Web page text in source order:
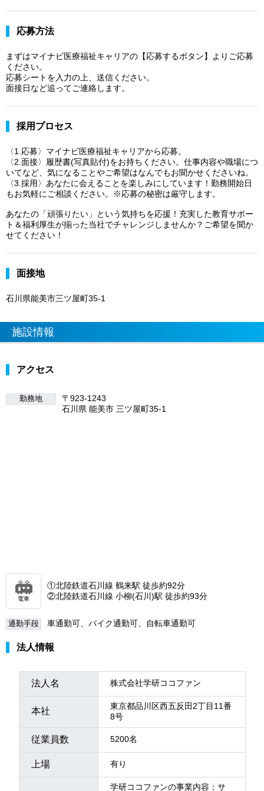
応募方法
まずはマイナビ医療福祉キャリアの【応募するボタン】よりご応募
ください。
応募シートを入力の上、送信ください。
面接日など追ってご連絡します。
採用プロセス
〈1.応募〉マイナビ医療福祉キャリアから応募。
〈2.面接〉履歴書(写真貼付)をお持ちください。仕事内容や職場につ
いてなど、気になることやご希望はなんでもお聞かせくださいね。
〈3.採用〉あなたに会えることを楽しみにしています！勤務開始日
もお気軽にご相談ください。※応募の秘密は厳守します。
あなたの「頑張りたい」という気持ちを応援！充実した教育サポー
ト＆福利厚生が揃った当社でチャレンジしませんか？ご希望を聞か
せてください！
面接地
石川県能美市三ツ屋町35-1
施設情報
アクセス
勤務地
〒923-1243
石川県 能美市 三ツ屋町35-1
電車
①北陸鉄道石川線 鶴来駅 徒歩約92分
②北陸鉄道石川線 小柳(石川)駅 徒歩約93分
通勤手段 車通勤可、バイク通勤可、自転車通勤可
法人情報
法人名 株式会社学研ココファン
本社
東京都品川区西五反田2丁目11番
8号
従業員数 5200名
上場 有り
学研ココファンの事業内容：サ